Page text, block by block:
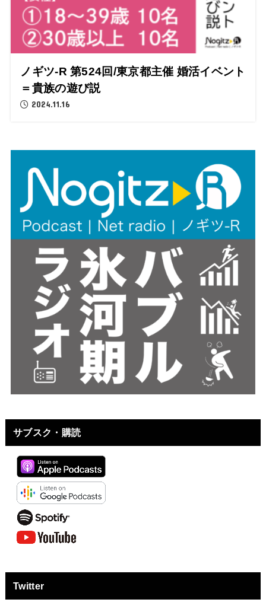
ノギツ-R 第524回/東京都主催 婚活イベント
＝貴族の遊び説
2024.11.16
サブスク・購読
Twitter